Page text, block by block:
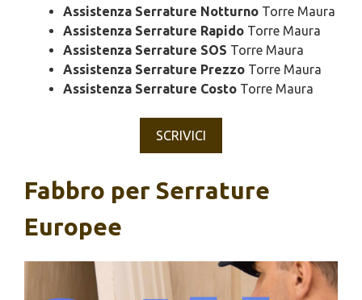
Assistenza Serrature Notturno Torre Maura
Assistenza Serrature Rapido Torre Maura
Assistenza Serrature SOS Torre Maura
Assistenza Serrature Prezzo Torre Maura
Assistenza Serrature Costo Torre Maura
SCRIVICI
Fabbro per Serrature
Europee